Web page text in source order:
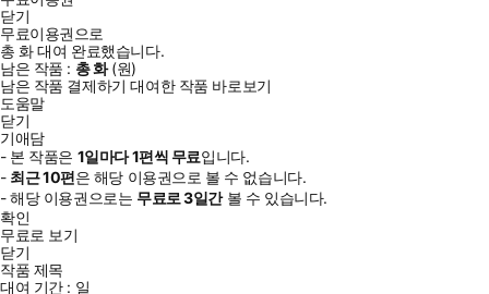
닫기
무료이용권으로
총 화대여 완료했습니다.
남은 작품 : 총화(원)
남은 작품 결제하기 대여한 작품 바로보기
도움말
닫기
기애담
- 본 작품은 1일마다1편씩 무료입니다.
- 최근10편은 해당 이용권으로 볼 수 없습니다.
- 해당 이용권으로는 무료로3일간볼 수 있습니다.
확인
무료로 보기
닫기
작품 제목
대여 기간 : 일